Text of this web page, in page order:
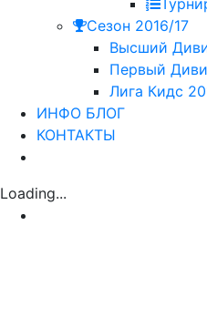
Сезон 2016/17
Высший
Первый
Лига Кидс
ИНФО БЛОГ
КОНТАКТЫ
Loading...